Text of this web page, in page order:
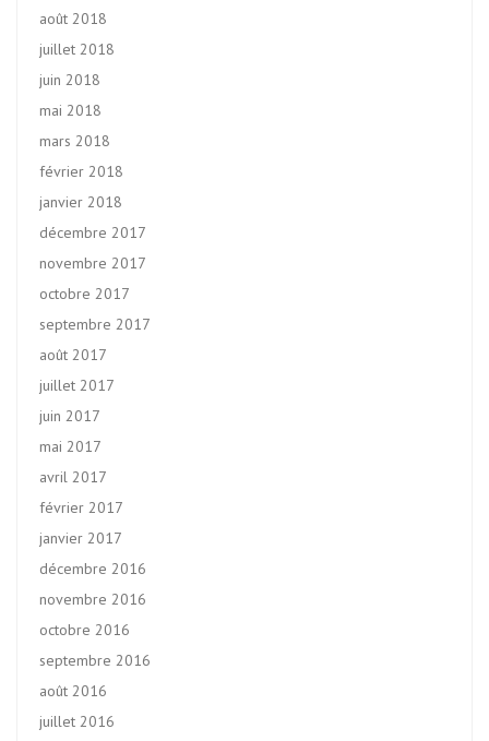
août 2018
juillet 2018
juin 2018
mai 2018
mars 2018
février 2018
janvier 2018
décembre 2017
novembre 2017
octobre 2017
septembre 2017
août 2017
juillet 2017
juin 2017
mai 2017
avril 2017
février 2017
janvier 2017
décembre 2016
novembre 2016
octobre 2016
septembre 2016
août 2016
juillet 2016